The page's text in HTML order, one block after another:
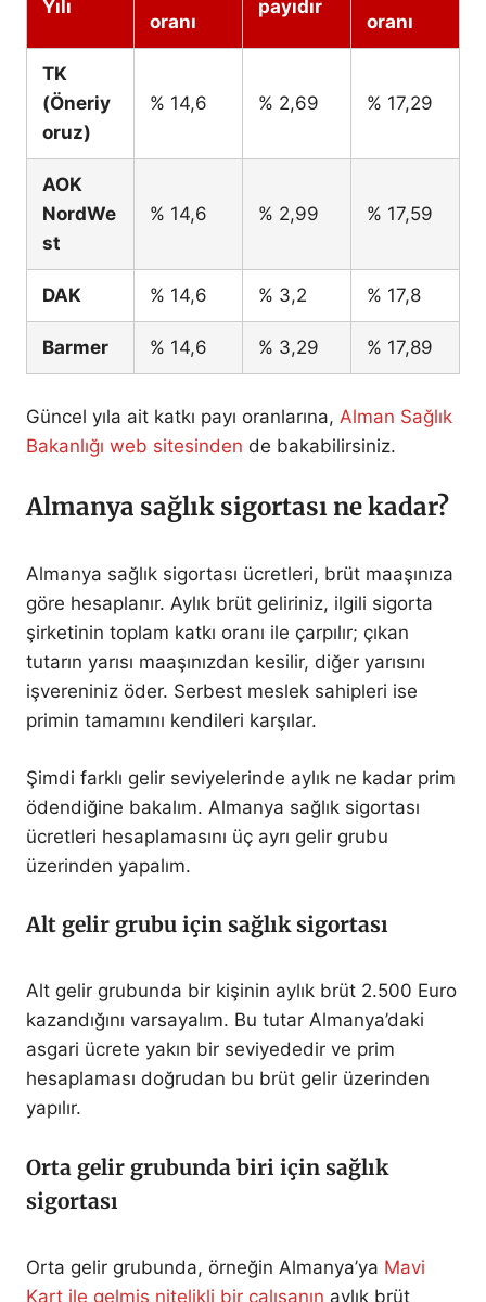
Yılı
oranı
payıdır
oranı
TK
(Öneriy
oruz)
% 14,6 % 2,69 % 17,29
AOK
NordWe
st
% 14,6 % 2,99 % 17,59
DAK % 14,6 % 3,2 % 17,8
Barmer % 14,6 % 3,29 % 17,89
Güncel yıla ait katkı payı oranlarına, Alman Sağlık
Bakanlığı web sitesinden de bakabilirsiniz.
Almanya sağlık sigortası ne kadar?
Almanya sağlık sigortası ücretleri, brüt maaşınıza
göre hesaplanır. Aylık brüt geliriniz, ilgili sigorta
şirketinin toplam katkı oranı ile çarpılır; çıkan
tutarın yarısı maaşınızdan kesilir, diğer yarısını
işvereniniz öder. Serbest meslek sahipleri ise
primin tamamını kendileri karşılar.
Şimdi farklı gelir seviyelerinde aylık ne kadar prim
ödendiğine bakalım. Almanya sağlık sigortası
ücretleri hesaplamasını üç ayrı gelir grubu
üzerinden yapalım.
Alt gelir grubu için sağlık sigortası
Alt gelir grubunda bir kişinin aylık brüt 2.500 Euro
kazandığını varsayalım. Bu tutar Almanya’daki
asgari ücrete yakın bir seviyededir ve prim
hesaplaması doğrudan bu brüt gelir üzerinden
yapılır.
Orta gelir grubunda biri için sağlık
sigortası
Orta gelir grubunda, örneğin Almanya’ya Mavi
Kart ile gelmiş nitelikli bir çalışanın aylık brüt